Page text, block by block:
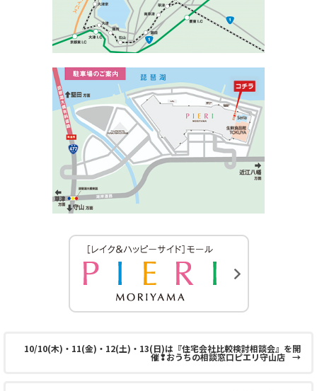
10/10(木)・11(金)・12(土)・13(日)は『住宅会社比較検討相談会』を開
催❢おうちの相談窓口ピエリ守山店 →